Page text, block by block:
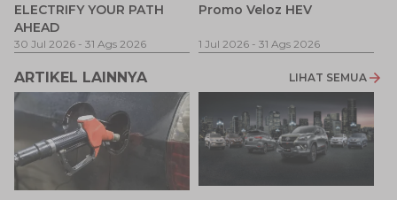
ELECTRIFY YOUR PATH
AHEAD
30 Jul 2026 - 31 Ags 2026
Promo Veloz HEV
1 Jul 2026 - 31 Ags 2026
ARTIKEL LAINNYA LIHAT SEMUA